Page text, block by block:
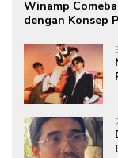
Winamp
dengan Konsep